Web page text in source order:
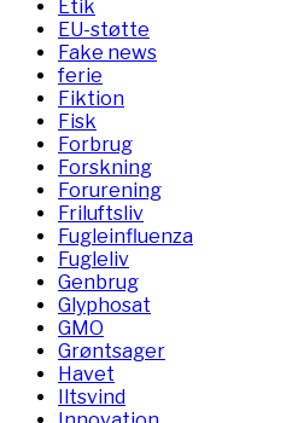
Etik
EU-støtte
Fake news
ferie
Fiktion
Fisk
Forbrug
Forskning
Forurening
Friluftsliv
Fugleinfluenza
Fugleliv
Genbrug
Glyphosat
GMO
Grøntsager
Havet
Iltsvind